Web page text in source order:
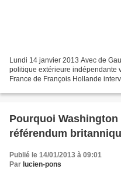
Lundi 14 janvier 2013 Avec de
politique extérieure indépendante
France de François Hollande
Pourquoi
référendum
Publié le 14/01/2013 à 09:01
Par lucien-pons